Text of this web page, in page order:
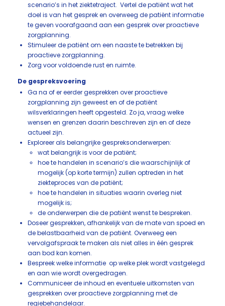
scenario’s in het ziektetraject. Vertel de patiënt wat het
doel is van het gesprek en overweeg de patiënt informatie
te geven voorafgaand aan een gesprek over proactieve
zorgplanning.
Stimuleer de patiënt om een naaste te betrekken bij
proactieve zorgplanning.
Zorg voor voldoende rust en ruimte.
De gespreksvoering
Ga na of er eerder gesprekken over proactieve
zorgplanning zijn geweest en of de patiënt
wilsverklaringen heeft opgesteld. Zo ja, vraag welke
wensen en grenzen daarin beschreven zijn en of deze
actueel zijn.
Exploreer als belangrijke gespreksonderwerpen:
wat belangrijk is voor de patiënt;
hoe te handelen in scenario’s die waarschijnlijk of
mogelijk (op korte termijn) zullen optreden in het
ziekteproces van de patiënt;
hoe te handelen in situaties waarin overleg niet
mogelijk is;
de onderwerpen die de patiënt wenst te bespreken.
Doseer gesprekken, afhankelijk van de mate van spoed en
de belastbaarheid van de patiënt. Overweeg een
vervolgafspraak te maken als niet alles in één gesprek
aan bod kan komen.
Bespreek welke informatie op welke plek wordt vastgelegd
en aan wie wordt overgedragen.
Communiceer de inhoud en eventuele uitkomsten van
gesprekken over proactieve zorgplanning met de
regiebehandelaar.